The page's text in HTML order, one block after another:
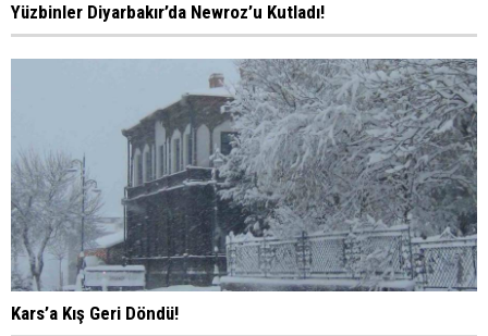
Yüzbinler Diyarbakır’da Newroz’u Kutladı!
Kars’a Kış Geri Döndü!